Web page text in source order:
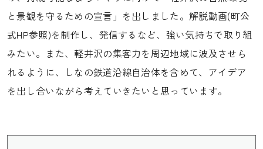
と景観を守るための宣言」を出しました。解説動画(町公
式HP参照)を制作し、発信するなど、強い気持ちで取り組
みたい。また、軽井沢の集客力を周辺地域に波及させら
れるように、しなの鉄道沿線自治体を含めて、アイデア
を出し合いながら考えていきたいと思っています。